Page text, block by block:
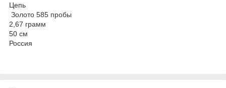
Цепь
Золото 585 пробы
2,67 грамм
50 см
Россия